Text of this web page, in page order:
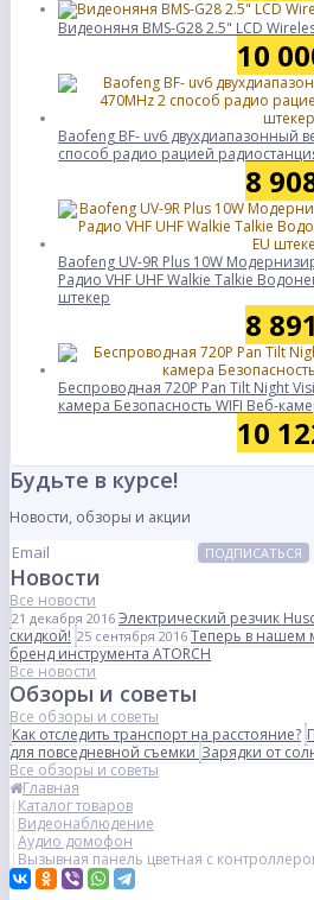
Видеоняня BMS-G28 2.5" LCD
10
Baofeng BF- uv6 двухдиапазонный
способ радио рацией
8
Baofeng UV-9R Plus 10W
Радио VHF UHF Walkie Talkie
штекер
8 891
Беспроводная 720P Pan Tilt Night
камера Безопасность WIFI Веб-
10
Будьте в курсе!
Новости, обзоры и акции
ПОДПИСАТЬСЯ
Новости
Все новости
21 декабря 2016 Электрический резчик
скидкой! 25 сентября 2016 Теперь в нашем
бренд инструмента ATORCH
Все новости
Обзоры и советы
Все обзоры и советы
Как отследить транспорт на расстояние?
для повседневной съемкиЗарядки от
Все обзоры и советы
Главная
Каталог товаров
Видеонаблюдение
Аудио домофон
Вызывная панель цветная с